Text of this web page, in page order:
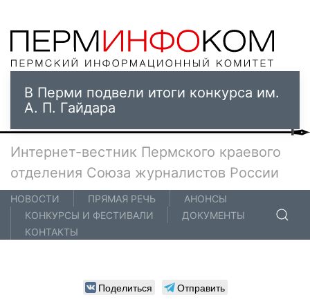
В Перми подвели итоги конкурса им.
А. П. Гайдара
Интернет-вестник Пермского краевого
отделения Союза журналистов России
НОВОСТИ ПРЯМАЯ РЕЧЬ
АНОНСЫ
КОНКУРСЫ И ФЕСТИВАЛИ
ДОКУМЕНТЫ
КОНТАКТЫ
Поделиться Отправить